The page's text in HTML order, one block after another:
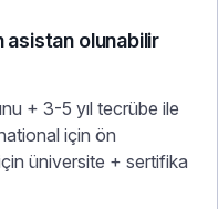
asistan olunabilir
+ 3-5 yıl tecrübe ile
için ön
üniversite + sertifika